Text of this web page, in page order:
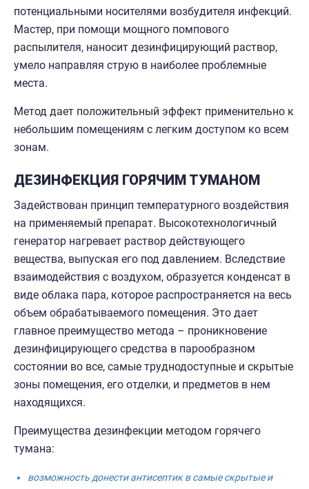
потенциальными носителями возбудителя инфекций.
Мастер, при помощи мощного помпового
распылителя, наносит дезинфицирующий раствор,
умело направляя струю в наиболее проблемные
места.
Метод дает положительный эффект применительно к
небольшим помещениям с легким доступом ко всем
зонам.
ДЕЗИНФЕКЦИЯ ГОРЯЧИМ ТУМАНОМ
Задействован принцип температурного воздействия
на применяемый препарат. Высокотехнологичный
генератор нагревает раствор действующего
вещества, выпуская его под давлением. Вследствие
взаимодействия с воздухом, образуется конденсат в
виде облака пара, которое распространяется на весь
объем обрабатываемого помещения. Это дает
главное преимущество метода – проникновение
дезинфицирующего средства в парообразном
состоянии во все, самые труднодоступные и скрытые
зоны помещения, его отделки, и предметов в нем
находящихся.
Преимущества дезинфекции методом горячего
тумана:
возможность донести антисептик в самые скрытые и